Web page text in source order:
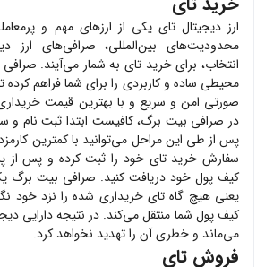
ارز دیجیتالتای یکی از ارزهای مهم و
محدودیت‌های بین‌المللی، صرافی‌های ارز
انتخاب، برای خرید تایبه شمار می‌آیند. صرافی
محیطی ساده و کاربردی را برای شما فراهم کرده
صورتی امن و سریع و با بهترین قیمت
در صرافی بیت برگ، کافیست ابتدا ثبت نام و
پس از طی این مراحل می‌توانید با کمترین
سفارش خرید تای خود را ثبت کرده و پس از
یعنی هیچ گاه تای خریداری شده را نزد خود
کیف پول شما منتقل می‌کند. در نتیجه دارایی
می‌ماند و خطری آن را تهدید نخواهد کرد.
فروش تای